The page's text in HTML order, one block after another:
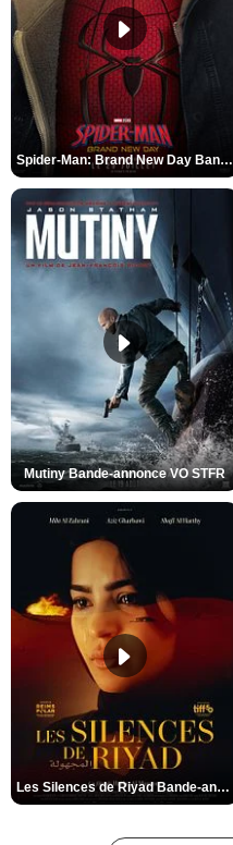
Spider-Man: Brand New Day Bande-annonce VO STFR
Mutiny Bande-annonce VO STFR
Les Silences de Riyad Bande-annonce VO STFR